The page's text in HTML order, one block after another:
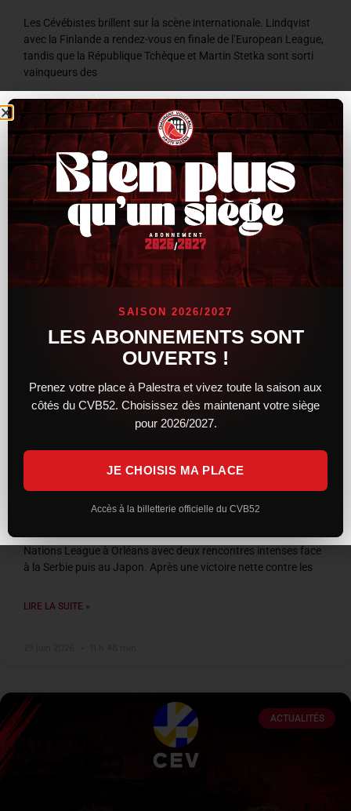
Les Cévébistes brillent sur la scène internationale. Lindqvist
avec la Finlande a rendez-vous en finale de l’European League,
tandis que la République Tchèque et Martin Stetka sont sorti
vainqueurs des
LIRE LA SUITE »
8 juillet 2026 9 h 59 min
ACTUALITÉS
VNL 2026 : les Bleus entre confirmation et
frustration à Orléans
Nations League à Orléans avec deux rencontres intenses face
à la Serbie puis au Japon. Après une victoire nette contre les
LIRE LA SUITE »
ACTUALITÉS
SAISON 2026/2027
LES ABONNEMENTS SONT
OUVERTS !
Prenez votre place à Palestra et vivez toute la saison aux
côtés du CVB52. Choisissez dès maintenant votre siège
pour 2026/2027.
JE CHOISIS MA PLACE
Accès à la billetterie officielle du CVB52